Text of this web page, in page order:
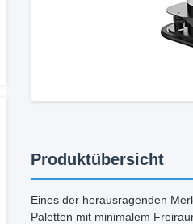
Produktübersicht
Eines der herausragenden
Paletten mit minimalem